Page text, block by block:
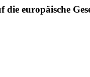
europäische